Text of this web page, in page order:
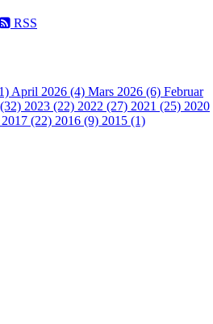
RSS
April 2026 (4) Mars 2026 (6) Februar
2023 (22) 2022 (27) 2021 (25) 2020
2017 (22) 2016 (9) 2015 (1)